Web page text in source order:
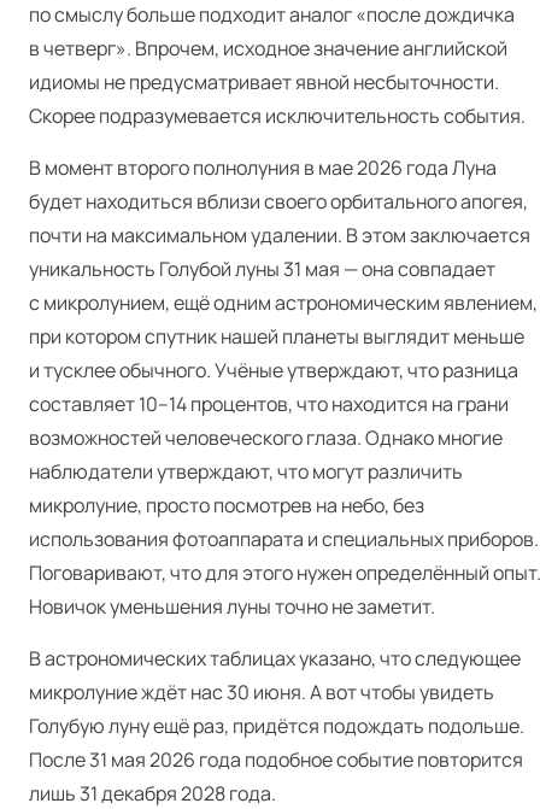
по смыслу больше подходит аналог «после дождичка
в четверг». Впрочем, исходное значение английской
идиомы не предусматривает явной несбыточности.
Скорее подразумевается исключительность события.
В момент второго полнолуния в мае 2026 года Луна
будет находиться вблизи своего орбитального апогея,
почти на максимальном удалении. В этом заключается
уникальность Голубой луны 31 мая — она совпадает
с микролунием, ещё одним астрономическим явлением,
при котором спутник нашей планеты выглядит меньше
и тусклее обычного. Учёные утверждают, что разница
составляет 10–14 процентов, что находится на грани
возможностей человеческого глаза. Однако многие
наблюдатели утверждают, что могут различить
микролуние, просто посмотрев на небо, без
использования фотоаппарата и специальных приборов.
Поговаривают, что для этого нужен определённый опыт.
Новичок уменьшения луны точно не заметит.
В астрономических таблицах указано, что следующее
микролуние ждёт нас 30 июня. А вот чтобы увидеть
Голубую луну ещё раз, придётся подождать подольше.
После 31 мая 2026 года подобное событие повторится
лишь 31 декабря 2028 года.